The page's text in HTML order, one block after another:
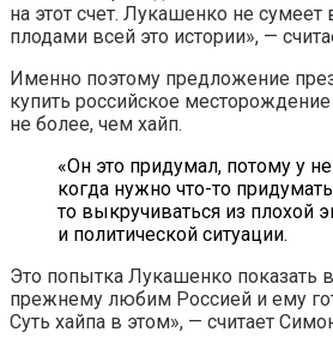
на этот счет. Лукашенко не сумеет
плодами всей это истории», —
Именно поэтому предложение
купить российское
не более, чем хайп.
«Он это придумал, потому у
когда нужно что-то
то выкручиваться из плохой
и политической ситуации.
Это попытка Лукашенко показать
прежнему любим Россией и ему
Суть хайпа в этом», — считает